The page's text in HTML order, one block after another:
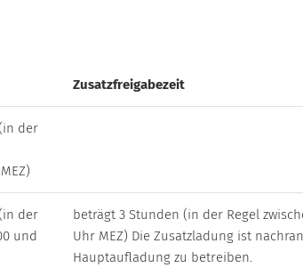
Zusatzfreigabezeit
der
der
und
beträgt 3 Stunden (in der Regel
Uhr MEZ) Die Zusatzladung ist
Hauptaufladung zu betreiben.